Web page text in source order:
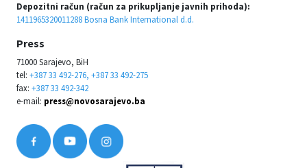
Depozitni račun (račun za prikupljanje javnih prihoda):
1411965320011288 Bosna Bank International d.d.
Press
71000 Sarajevo, BiH
tel: +387 33 492-276, +387 33 492-275
fax: +387 33 492-342
e-mail: press@novosarajevo.ba